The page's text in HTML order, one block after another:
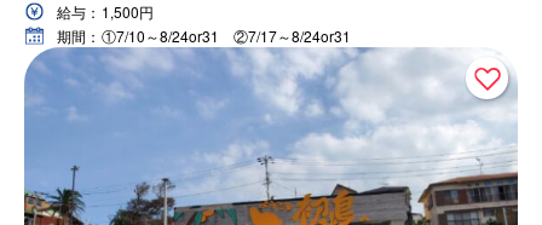
給与： 1,500円
期間： ①7/10～8/24or31 ②7/17～8/24or31